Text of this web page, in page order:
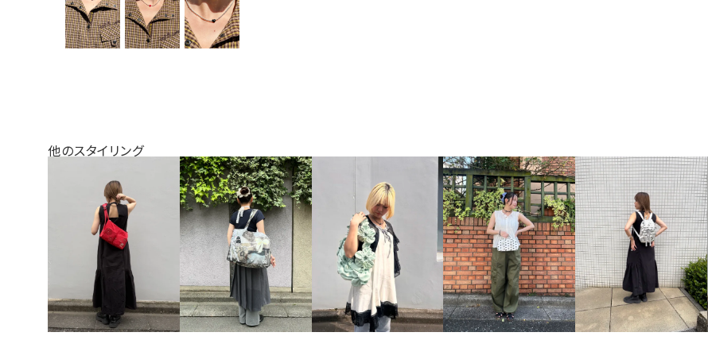
他のスタイリング